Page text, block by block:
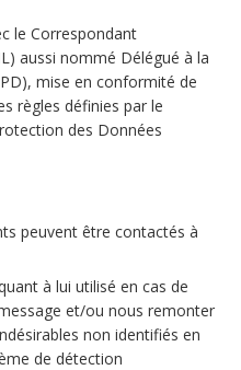
le Correspondant
aussi nommé Délégué à la
mise en conformité de
règles définies par le
des Données
peuvent être contactés à
à lui utilisé en cas de
et/ou nous remonter
non identifiés en
de détection